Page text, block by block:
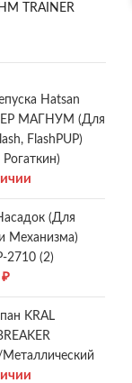
TRAINER
Hatsan
МАГНУМ (для
FlashPUP)
(для
Механизма)
2710 (2)
₽
KRAL